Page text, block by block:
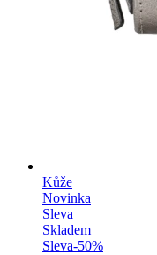
Kůže
Novinka
Sleva
Skladem
Sleva-50%